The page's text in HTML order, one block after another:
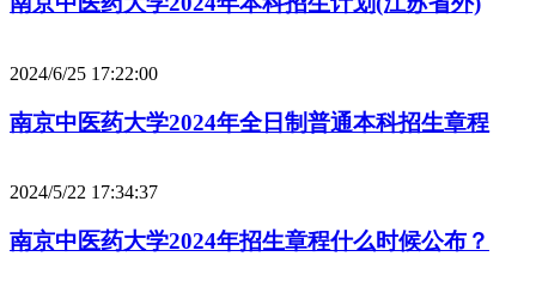
2024/6/25 17:22:00
南京中医药大学2024年全日制普通本科招生章程
2024/5/22 17:34:37
南京中医药大学2024年招生章程什么时候公布？